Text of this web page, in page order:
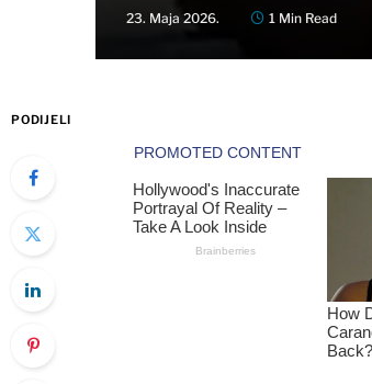
23. Maja 2026. 1 Min Read
PODIJELI